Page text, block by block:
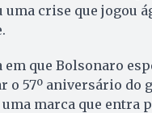
uma crise que jogou
em que Bolsonaro
o 57º aniversário do
marca que entra